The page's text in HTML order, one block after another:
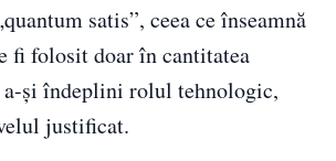
satis”, ceea ce înseamnă
fi folosit doar în cantitatea
a-și îndeplini rolul tehnologic,
justificat.